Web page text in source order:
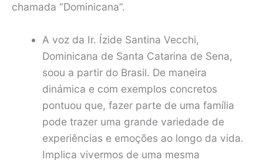
chamada “Dominicana”.
A voz da Ir. Ízide Santina Vecchi,
Dominicana de Santa Catarina de Sena,
soou a partir do Brasil. De maneira
dinámica e com exemplos concretos
pontuou que, fazer parte de uma família
pode trazer uma grande variedade de
experiências e emoções ao longo da vida.
Implica vivermos de uma mesma